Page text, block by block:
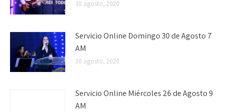
30 agosto, 2020
Servicio Online Domingo 30 de Agosto 7
AM
30 agosto, 2020
Servicio Online Miércoles 26 de Agosto 9
AM